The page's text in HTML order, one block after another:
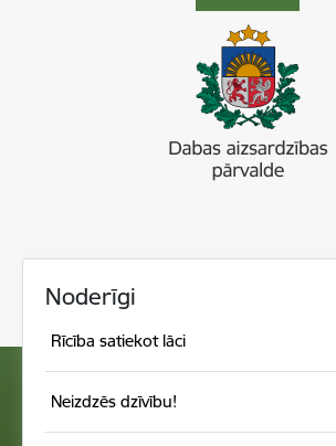
Noderīgi
Rīcība satiekot lāci
Neizdzēs dzīvību!